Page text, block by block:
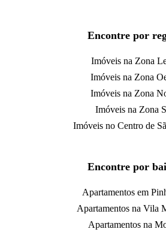
Encontre por
Imóveis na Zona
Imóveis na Zona
Imóveis na Zona
Imóveis na Zona
Imóveis no Centro de
Encontre por
Apartamentos em
Apartamentos na Vila
Apartamentos na